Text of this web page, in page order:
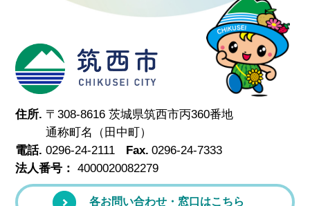
筑西市
住所. 〒308-8616 茨城県筑西市丙360番地
通称町名（田中町）
電話. 0296-24-2111 Fax. 0296-24-7333
法人番号： 4000020082279
各お問い合わせ・窓口はこちら